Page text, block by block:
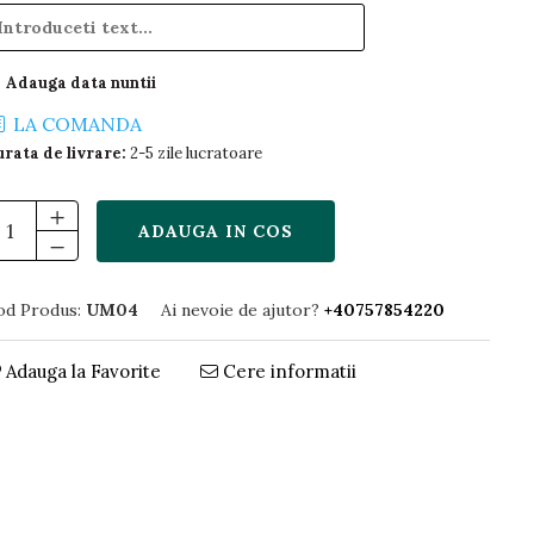
Adauga data nuntii
LA COMANDA
de livrare: 2-5 zile lucratoare
ADAUGA IN COS
Produs: UM04 Ai nevoie de ajutor? +40757854220
Adauga la Favorite Cere informatii